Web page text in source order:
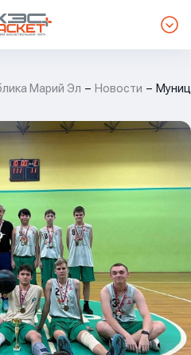
Марий Эл Новости